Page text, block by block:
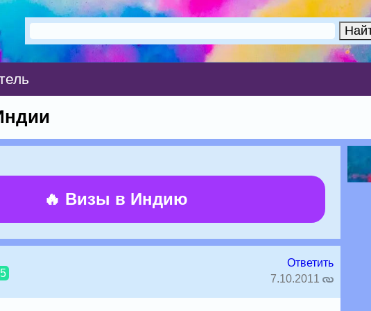
🔥 Визы в Индию
Ответить
7.10.2011